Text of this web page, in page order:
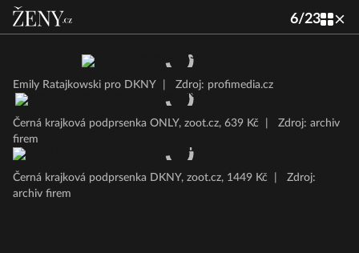
6/23
Emily Ratajkowski pro DKNY Zdroj: profimedia.cz
Černá krajková podprsenka ONLY, zoot.cz, 639 Kč
Zdroj: archiv
firem
Černá krajková podprsenka DKNY, zoot.cz, 1449 Kč
Zdroj:
archiv firem